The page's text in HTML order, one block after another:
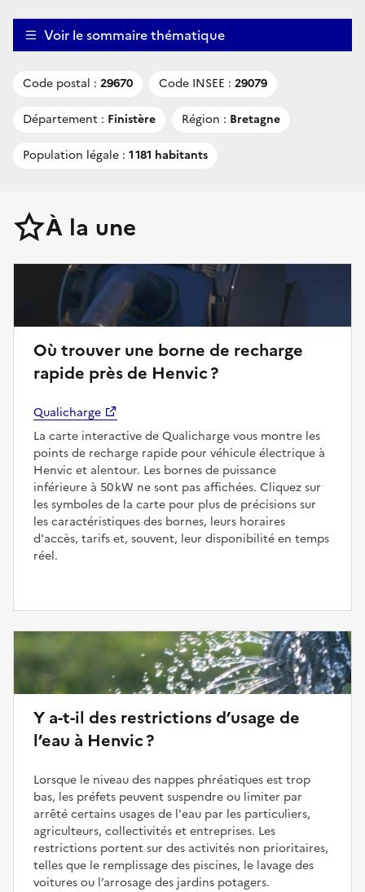
Voir le sommaire thématique
Code postal : 29670 Code INSEE : 29079
Département : Finistère Région : Bretagne
Population légale : 1 181 habitants
À la une
Où trouver une borne de recharge
rapide près de Henvic ?
Qualicharge
La carte interactive de Qualicharge vous montre les
points de recharge rapide pour véhicule électrique à
Henvic et alentour. Les bornes de puissance
inférieure à 50 kW ne sont pas affichées. Cliquez sur
les symboles de la carte pour plus de précisions sur
les caractéristiques des bornes, leurs horaires
d'accès, tarifs et, souvent, leur disponibilité en temps
réel.
Y a-t-il des restrictions d’usage de
l’eau à Henvic ?
Lorsque le niveau des nappes phréatiques est trop
bas, les préfets peuvent suspendre ou limiter par
arrêté certains usages de l'eau par les particuliers,
agriculteurs, collectivités et entreprises. Les
restrictions portent sur des activités non prioritaires,
telles que le remplissage des piscines, le lavage des
voitures ou l’arrosage des jardins potagers.